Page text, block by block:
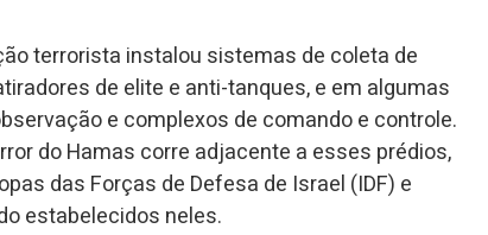
terrorista instalou sistemas de coleta de
de elite e anti-tanques, e em algumas
e complexos de comando e controle.
do Hamas corre adjacente a esses prédios,
das Forças de Defesa de Israel (IDF) e
estabelecidos neles.